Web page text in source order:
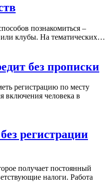
познакомиться –
клубы. На тематических…
без прописки
регистрацию по месту
включения человека в
регистрации
получает постоянный
налоги. Работа